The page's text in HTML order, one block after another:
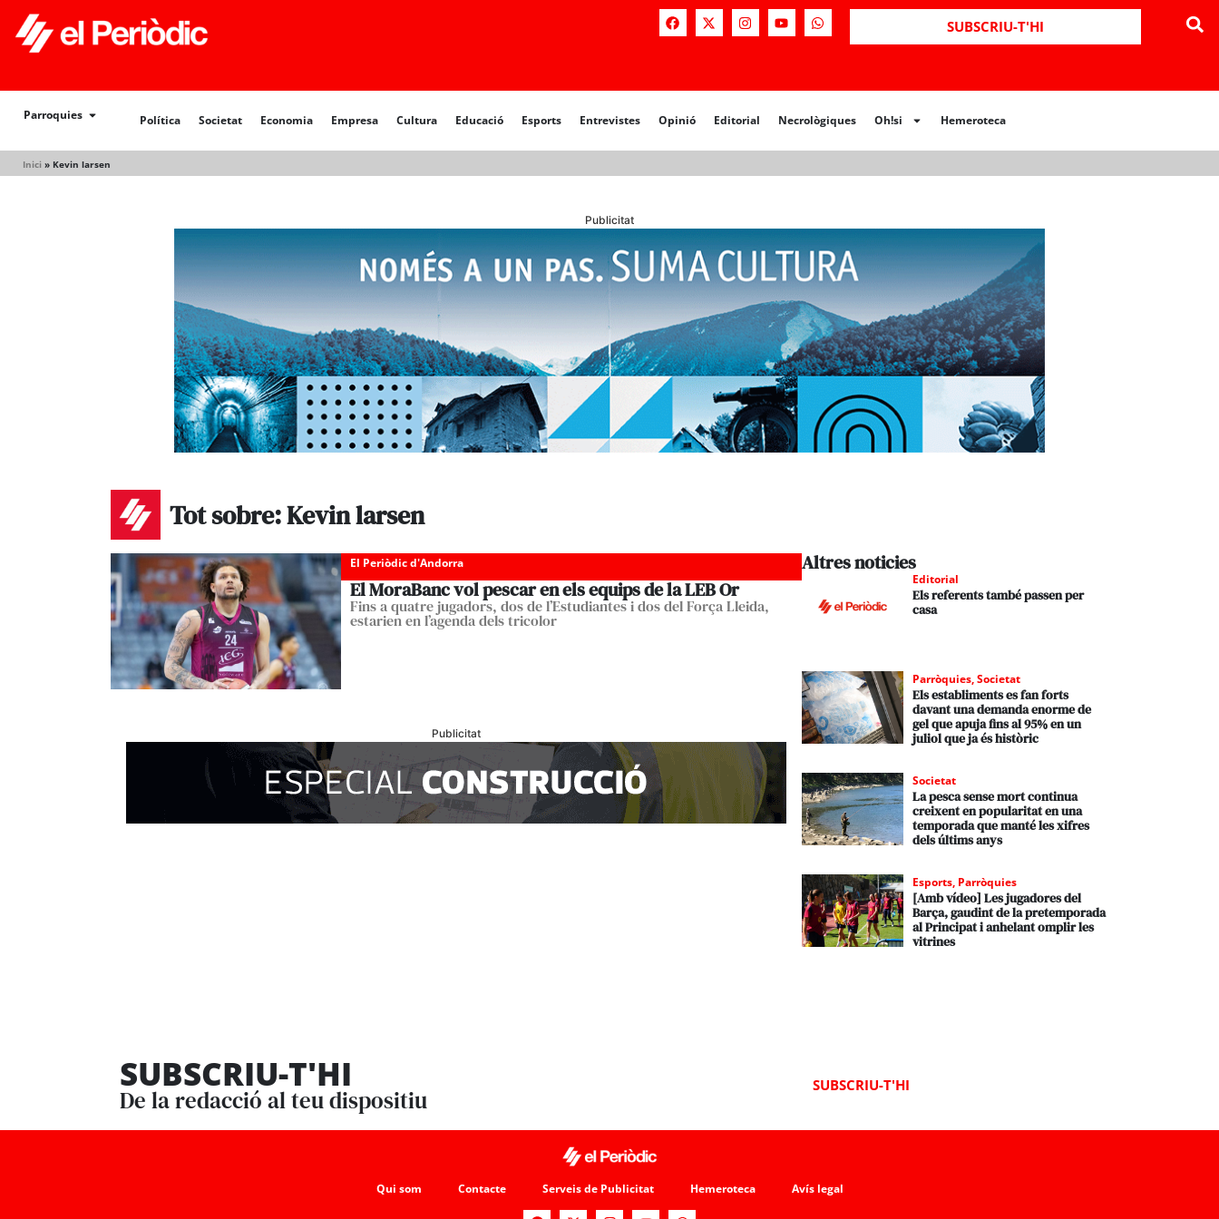
SUBSCRIU-T'HI
Parroquies Política Societat Economia Empresa Cultura Educació Esports Entrevistes Opinió Editorial Necrològiques Oh!si Hemeroteca
Inici » Kevin larsen
Política Societat Opinió Editorial Necrològiques Hemeroteca
Publicitat
Tot sobre: Kevin larsen
El Periòdic d'Andorra
El MoraBanc vol pescar en els equips de la LEB Or
Fins a quatre jugadors, dos de l’Estudiantes i dos del Força Lleida,
estarien en l’agenda dels tricolor
Publicitat
Altres noticies
Editorial
Els referents també passen per
casa
Parròquies,Societat
Els establiments es fan forts
davant una demanda enorme de
gel que apuja fins al 95% en un
juliol que ja és històric
Societat
La pesca sense mort continua
creixent en popularitat en una
temporada que manté les xifres
dels últims anys
Esports, Parròquies
[Amb vídeo] Les jugadores del
Barça, gaudint de la pretemporada
al Principat i anhelant omplir les
vitrines
SUBSCRIU-T'HI
De la redacció al teu dispositiu
SUBSCRIU-T'HI
Qui som Contacte Serveis de Publicitat Hemeroteca Avís legal